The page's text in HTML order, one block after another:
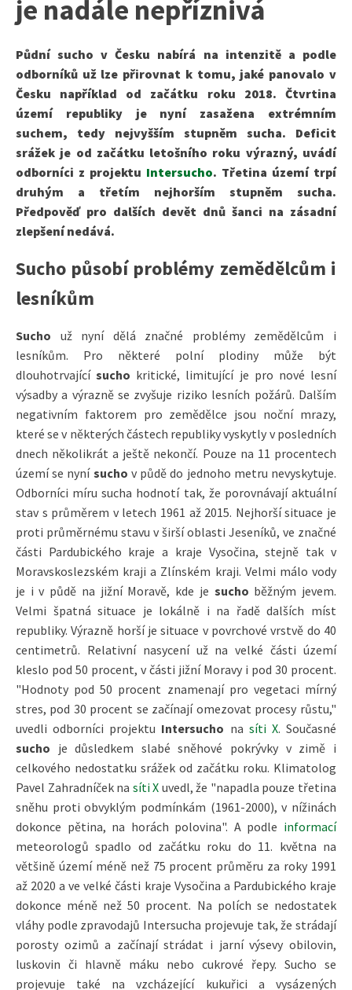
je nadále nepříznivá
Půdní sucho v Česku nabírá na intenzitě a podle
odborníků už lze přirovnat k tomu, jaké panovalo v
Česku například od začátku roku 2018. Čtvrtina
území republiky je nyní zasažena extrémním
suchem, tedy nejvyšším stupněm sucha. Deficit
srážek je od začátku letošního roku výrazný, uvádí
odborníci z projektu Intersucho. Třetina území trpí
druhým a třetím nejhorším stupněm sucha.
Předpověď pro dalších devět dnů šanci na zásadní
zlepšení nedává.
Sucho působí problémy zemědělcům i
lesníkům
Sucho už nyní dělá značné problémy zemědělcům i
lesníkům. Pro některé polní plodiny může být
dlouhotrvajícísucho kritické, limitující je pro nové lesní
výsadby a výrazně se zvyšuje riziko lesních požárů. Dalším
negativním faktorem pro zemědělce jsou noční mrazy,
které se v některých částech republiky vyskytly v posledních
dnech několikrát a ještě nekončí. Pouze na 11 procentech
území se nyní sucho v půdě do jednoho metru nevyskytuje.
Odborníci míru sucha hodnotí tak, že porovnávají aktuální
stav s průměrem v letech 1961 až 2015. Nejhorší situace je
proti průměrnému stavu v širší oblasti Jeseníků, ve značné
části Pardubického kraje a kraje Vysočina, stejně tak v
Moravskoslezském kraji a Zlínském kraji. Velmi málo vody
je i v půdě na jižní Moravě, kde je sucho běžným jevem.
Velmi špatná situace je lokálně i na řadě dalších míst
republiky. Výrazně horší je situace v povrchové vrstvě do 40
centimetrů. Relativní nasycení už na velké části území
kleslo pod 50 procent, v části jižní Moravy i pod 30 procent.
"Hodnoty pod 50 procent znamenají pro vegetaci mírný
stres, pod 30 procent se začínají omezovat procesy růstu,"
uvedli odborníci projektu Intersucho na síti X. Současné
sucho je důsledkem slabé sněhové pokrývky v zimě i
celkového nedostatku srážek od začátku roku. Klimatolog
Pavel Zahradníček na síti X uvedl, že "napadla pouze třetina
sněhu proti obvyklým podmínkám (1961-2000), v nížinách
dokonce pětina, na horách polovina". A podle informací
meteorologů spadlo od začátku roku do 11. května na
většině území méně než 75 procent průměru za roky 1991
až 2020 a ve velké části kraje Vysočina a Pardubického kraje
dokonce méně než 50 procent. Na polích se nedostatek
vláhy podle zpravodajů Intersucha projevuje tak, že strádají
porosty ozimů a začínají strádat i jarní výsevy obilovin,
luskovin či hlavně máku nebo cukrové řepy. Sucho se
projevuje také na vzcházející kukuřici a vysázených